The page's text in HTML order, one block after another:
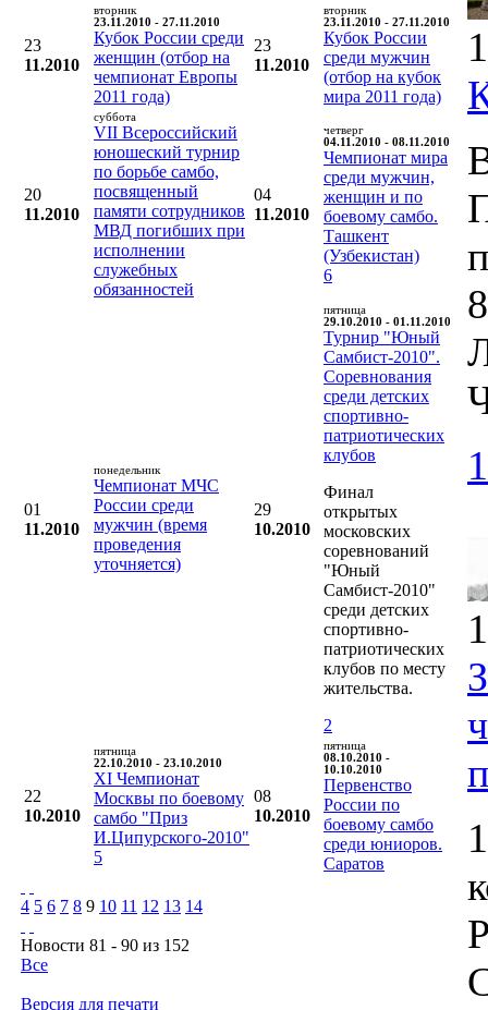
23
11.2010
вторник
23.11.2010 - 27.11.2010
Кубок России среди
женщин (отбор на
чемпионат Европы
2011 года)
23
11.2010
вторник
23.11.2010 - 27.11.2010
Кубок России
среди мужчин
(отбор на кубок
мира 2011 года)
20
11.2010
суббота
VII Всероссийский
юношеский турнир
по борьбе самбо,
посвященный
памяти сотрудников
МВД погибших при
исполнении
служебных
обязанностей
04
11.2010
четверг
04.11.2010 - 08.11.2010
Чемпионат мира
среди мужчин,
женщин и по
боевому самбо.
Ташкент
(Узбекистан)
6
01
11.2010
понедельник
Чемпионат МЧС
России среди
мужчин (время
проведения
уточняется)
29
10.2010
пятница
29.10.2010 - 01.11.2010
Турнир "Юный
Самбист-2010".
Соревнования
среди детских
спортивно-
патриотических
клубов
Финал
открытых
московских
соревнований
"Юный
Самбист-2010"
среди детских
спортивно-
патриотических
клубов по месту
жительства.
2
22
10.2010
пятница
22.10.2010 - 23.10.2010
XI Чемпионат
Москвы по боевому
самбо "Приз
И.Ципурского-2010"
5
08
10.2010
пятница
08.10.2010 -
10.10.2010
Первенство
России по
боевому самбо
среди юниоров.
Саратов
4 5 6 7 8 9 10 11 12 13 14
Новости 81 - 90 из 152
Все
Версия для печати
1